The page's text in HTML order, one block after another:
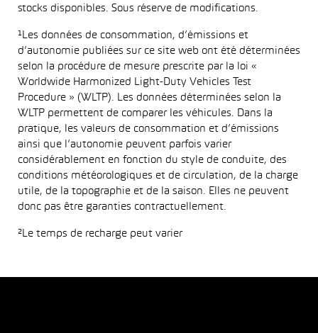
stocks disponibles. Sous réserve de modifications.
¹Les données de consommation, d’émissions et
d’autonomie publiées sur ce site web ont été déterminées
selon la procédure de mesure prescrite par la loi «
Worldwide Harmonized Light-Duty Vehicles Test
Procedure » (WLTP). Les données déterminées selon la
WLTP permettent de comparer les véhicules. Dans la
pratique, les valeurs de consommation et d’émissions
ainsi que l’autonomie peuvent parfois varier
considérablement en fonction du style de conduite, des
conditions météorologiques et de circulation, de la charge
utile, de la topographie et de la saison. Elles ne peuvent
donc pas être garanties contractuellement.
²Le temps de recharge peut varier